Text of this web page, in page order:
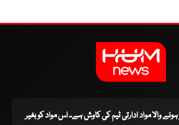
ہونے والا مواد ادارتی ٹیم کی کاوش ہے۔ اس مواد کو بغیر